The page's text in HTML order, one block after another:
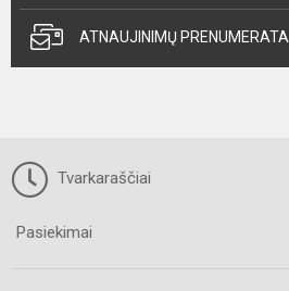
ATNAUJINIMŲ PRENUMERATA
Tvarkaraščiai
Pasiekimai